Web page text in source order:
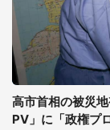
高市首相の被災
PV」に「政権プ